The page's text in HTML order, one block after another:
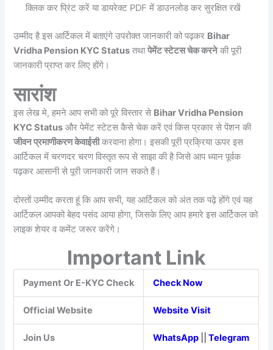
क्लिक कर प्रिंट करें या डायरेक्ट PDF में डाउनलोड कर सुरक्षित रखें
उम्मीद है इस आर्टिकल में बताएंगे उपरोक्त जानकारी को पढ़कर Bihar
Vridha Pension KYC Status तथापेमेंट स्टेटस चेक करनेकी पूरी
जानकारी प्राप्त कर लिए होंगे।
सारांश
इस लेख मे, हमने आप सभी को पूरे विस्तार से Bihar Vridha Pension
KYC Status और पेमेंट स्टेटस कैसे चेक करें एवं किस प्रकार से पेंशन की
जीवन प्रमाणीकरण केवाईसीकरवाना होगा। इसकी पूरी प्रक्रिया ऊपर इस
आर्टिकल में चरणदर चरण विस्तृत रूप से साझा की है जिसे आप ध्यान पूर्वक
पढ़कर आसानी से पूरी जानकारी जान सकते हैं।
दोस्तों उम्मीद करता हूं कि आप सभी, यह आर्टिकल को अंत तक पढ़े होंगे एवं यह
आर्टिकल आपको बेहद पसंद आया होगा, जिसके लिए आप हमारे इस आर्टिकल को
लाइक शेयर व कमेंट जरूर करेंगे।
Important Link
Payment Or E-KYC Check Check Now
Official Website Website Visit
Join Us WhatsApp ||Telegram